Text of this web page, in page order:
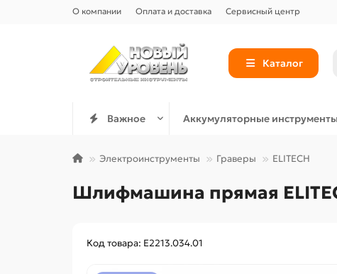
О компании Оплата и доставка Сервисный центр
Каталог
Важное Аккумуляторные инструменты
Электроинструменты Граверы ELITECH
Шлифмашина прямая
Код товара: E2213.034.01